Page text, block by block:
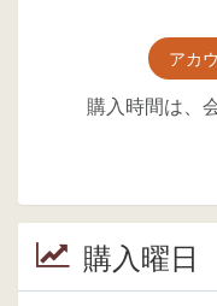
アカ
購入時間は、
購入曜日